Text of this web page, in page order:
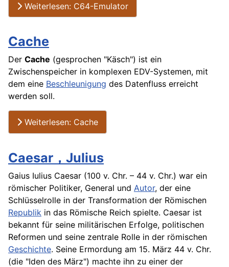
Weiterlesen: C64-Emulator
Cache
Der Cache (gesprochen "Käsch") ist ein
Zwischenspeicher in komplexen EDV-Systemen, mit
dem eine Beschleunigung des Datenfluss erreicht
werden soll.
Weiterlesen: Cache
Caesar，Julius
Gaius Iulius Caesar (100 v. Chr. – 44 v. Chr.) war ein
römischer Politiker, General und Autor, der eine
Schlüsselrolle in der Transformation der Römischen
Republik in das Römische Reich spielte. Caesar ist
bekannt für seine militärischen Erfolge, politischen
Reformen und seine zentrale Rolle in der römischen
Geschichte. Seine Ermordung am 15. März 44 v. Chr.
(die "Iden des März") machte ihn zu einer der